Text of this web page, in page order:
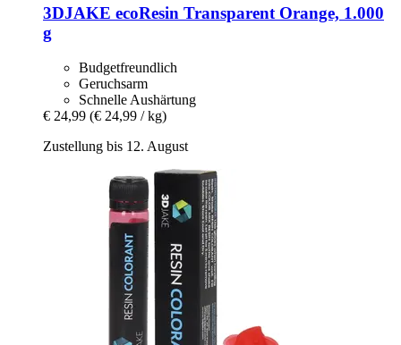
3DJAKE ecoResin Transparent Orange, 1.000
g
Budgetfreundlich
Geruchsarm
Schnelle Aushärtung
€ 24,99 (€ 24,99 / kg)
Zustellung bis 12. August